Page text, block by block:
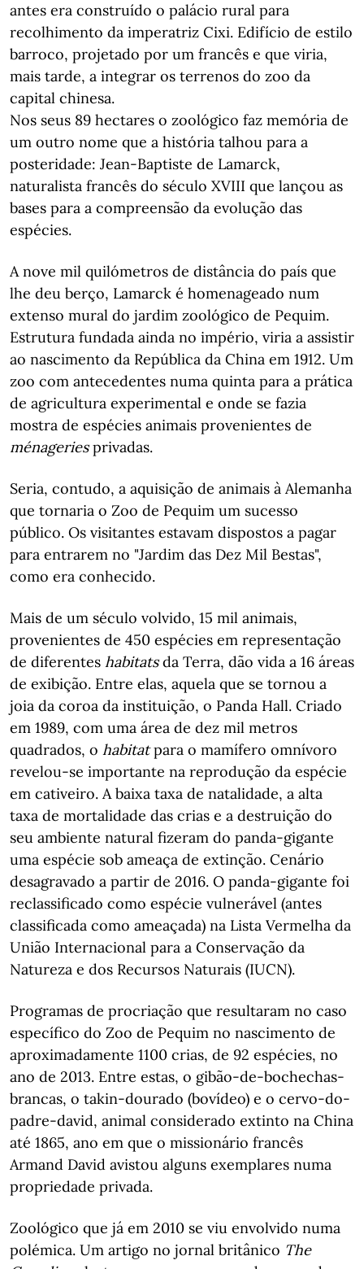
antes era construído o palácio rural para
recolhimento da imperatriz Cixi. Edifício de estilo
barroco, projetado por um francês e que viria,
mais tarde, a integrar os terrenos do zoo da
capital chinesa.
Nos seus 89 hectares o zoológico faz memória de
um outro nome que a história talhou para a
posteridade: Jean-Baptiste de Lamarck,
naturalista francês do século XVIII que lançou as
bases para a compreensão da evolução das
espécies.
A nove mil quilómetros de distância do país que
lhe deu berço, Lamarck é homenageado num
extenso mural do jardim zoológico de Pequim.
Estrutura fundada ainda no império, viria a assistir
ao nascimento da República da China em 1912. Um
zoo com antecedentes numa quinta para a prática
de agricultura experimental e onde se fazia
mostra de espécies animais provenientes de
ménageriesprivadas.
Seria, contudo, a aquisição de animais à Alemanha
que tornaria o Zoo de Pequim um sucesso
público. Os visitantes estavam dispostos a pagar
para entrarem no "Jardim das Dez Mil Bestas",
como era conhecido.
Mais de um século volvido, 15 mil animais,
provenientes de 450 espécies em representação
de diferentes habitatsda Terra, dão vida a 16 áreas
de exibição. Entre elas, aquela que se tornou a
joia da coroa da instituição, o Panda Hall. Criado
em 1989, com uma área de dez mil metros
quadrados, o habitatpara o mamífero omnívoro
revelou-se importante na reprodução da espécie
em cativeiro. A baixa taxa de natalidade, a alta
taxa de mortalidade das crias e a destruição do
seu ambiente natural fizeram do panda-gigante
uma espécie sob ameaça de extinção. Cenário
desagravado a partir de 2016. O panda-gigante foi
reclassificado como espécie vulnerável (antes
classificada como ameaçada) na Lista Vermelha da
União Internacional para a Conservação da
Natureza e dos Recursos Naturais (IUCN).
Programas de procriação que resultaram no caso
específico do Zoo de Pequim no nascimento de
aproximadamente 1100 crias, de 92 espécies, no
ano de 2013. Entre estas, o gibão-de-bochechas-
brancas, o takin-dourado (bovídeo) e o cervo-do-
padre-david, animal considerado extinto na China
até 1865, ano em que o missionário francês
Armand David avistou alguns exemplares numa
propriedade privada.
Zoológico que já em 2010 se viu envolvido numa
polémica. Um artigo no jornal britânico The